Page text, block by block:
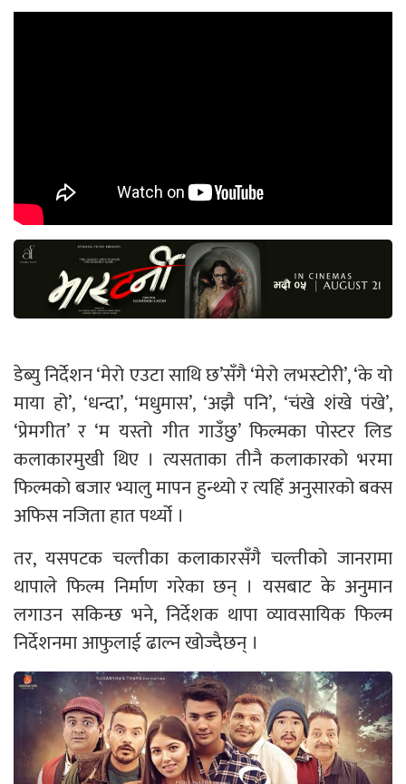
डेब्यु निर्देशन ‘मेरो एउटा साथि छ’सँगै ‘मेरो लभस्टोरी’, ‘के यो
माया हो’, ‘धन्दा’, ‘मधुमास’, ‘अझै पनि’, ‘चंखे शंखे पंखे’,
‘प्रेमगीत’ र ‘म यस्तो गीत गाउँछु’ फिल्मका पोस्टर लिड
कलाकारमुखी थिए । त्यसताका तीनै कलाकारको भरमा
फिल्मको बजार भ्यालु मापन हुन्थ्यो र त्यहिँ अनुसारको बक्स
अफिस नजिता हात पर्थ्यो ।
तर, यसपटक चल्तीका कलाकारसँगै चल्तीको जानरामा
थापाले फिल्म निर्माण गरेका छन् । यसबाट के अनुमान
लगाउन सकिन्छ भने, निर्देशक थापा व्यावसायिक फिल्म
निर्देशनमा आफुलाई ढाल्न खोज्दैछन् ।